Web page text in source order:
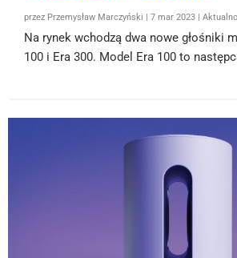
przez Przemysław Marczyński |7 mar 2023 |
Na rynek wchodzą dwa nowe głośniki
100 i Era 300. Model Era 100 to